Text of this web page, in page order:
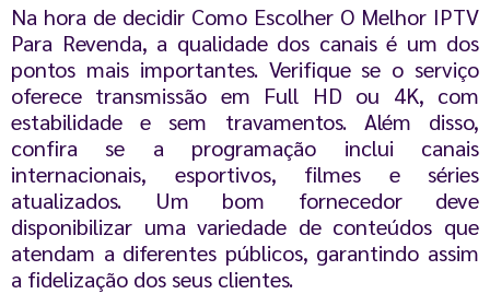
Na hora de decidir Como Escolher O Melhor IPTV
Para Revenda, a qualidade dos canais é um dos
pontos mais importantes. Verifique se o serviço
oferece transmissão em Full HD ou 4K, com
estabilidade e sem travamentos. Além disso,
confira se a programação inclui canais
internacionais, esportivos, filmes e séries
atualizados. Um bom fornecedor deve
disponibilizar uma variedade de conteúdos que
atendam a diferentes públicos, garantindo assim
a fidelização dos seus clientes.